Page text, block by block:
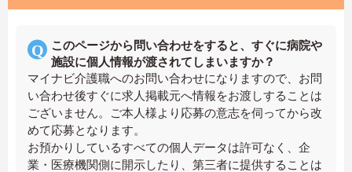
このページから問い合わせをすると、すぐに病院や
施設に個人情報が渡されてしまいますか？
マイナビ介護職へのお問い合わせになりますので、お問
い合わせ後すぐに求人掲載元へ情報をお渡しすることは
ございません。ご本人様より応募の意志を伺ってから改
めて応募となります。
お預かりしているすべての個人データは許可なく、企
業・医療機関側に開示したり、第三者に提供することは